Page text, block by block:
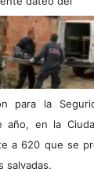
para la
año, en la
a 620 que se
salvadas.